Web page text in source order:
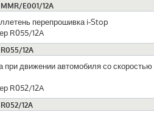
MMR/E001/12A
перепрошивка i-Stop
R055/12A
R055/12A
при движении автомобиля со скоростью
R052/12A
R052/12A